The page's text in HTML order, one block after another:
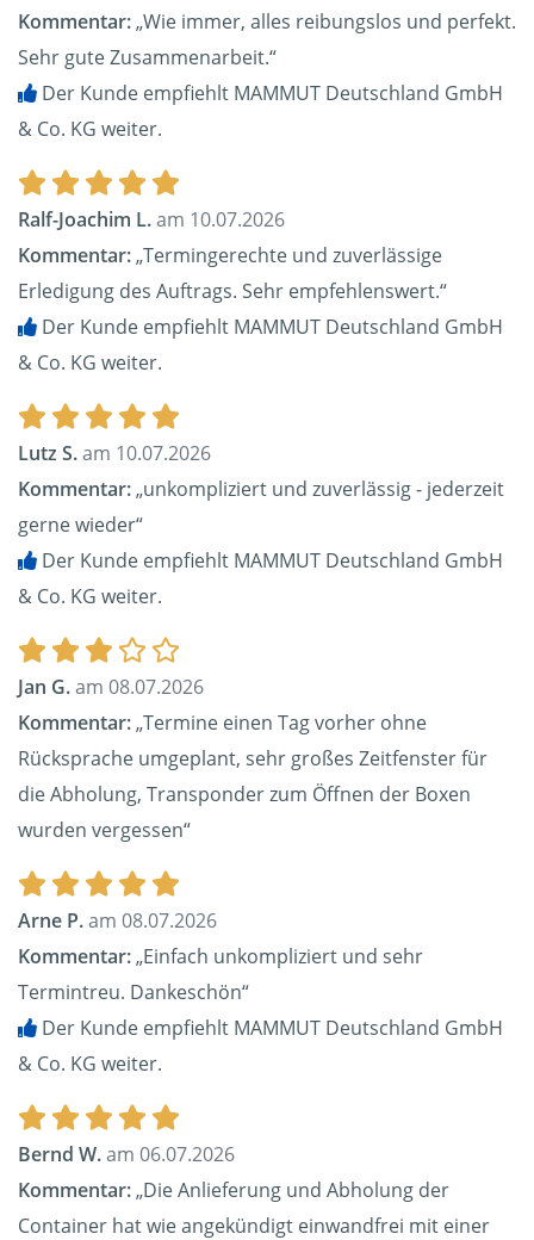
Kommentar:„Wie immer, alles reibungslos und perfekt.
Sehr gute Zusammenarbeit.“
Der Kunde empfiehlt MAMMUT Deutschland GmbH
& Co. KG weiter.
Ralf-Joachim L.am 10.07.2026
Kommentar:„Termingerechte und zuverlässige
Erledigung des Auftrags. Sehr empfehlenswert.“
Der Kunde empfiehlt MAMMUT Deutschland GmbH
& Co. KG weiter.
Lutz S.am 10.07.2026
Kommentar:„unkompliziert und zuverlässig - jederzeit
gerne wieder“
Der Kunde empfiehlt MAMMUT Deutschland GmbH
& Co. KG weiter.
Jan G.am 08.07.2026
Kommentar:„Termine einen Tag vorher ohne
Rücksprache umgeplant, sehr großes Zeitfenster für
die Abholung, Transponder zum Öffnen der Boxen
wurden vergessen“
Arne P.am 08.07.2026
Kommentar:„Einfach unkompliziert und sehr
Termintreu. Dankeschön“
Der Kunde empfiehlt MAMMUT Deutschland GmbH
& Co. KG weiter.
Bernd W.am 06.07.2026
Kommentar:„Die Anlieferung und Abholung der
Container hat wie angekündigt einwandfrei mit einer